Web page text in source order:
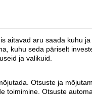
aitavad aru saada kuhu
kuhu seda päriselt
ja valikuid.
Otsuste ja
toimimine. Otsuste